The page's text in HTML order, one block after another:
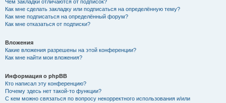
Чем закладки отличаются от подписок?
Как мне сделать закладку или подписаться на определённую тему?
Как мне подписаться на определённый форум?
Как мне отказаться от подписки?
Вложения
Какие вложения разрешены на этой конференции?
Как мне найти мои вложения?
Информация о phpBB
Кто написал эту конференцию?
Почему здесь нет такой-то функции?
С кем можно связаться по вопросу некорректного использования и/или